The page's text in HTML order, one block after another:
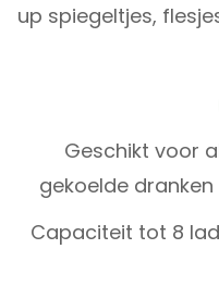
up spiegeltjes,
Geschikt voor
gekoelde
Capaciteit tot 8